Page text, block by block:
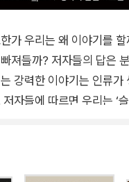
고 왜 흥미
져들까? 저자들의 답은
강력한 이야기는 인류가
자들에 따르면 우리는 ‘
해야 더 알맞다. 우리는